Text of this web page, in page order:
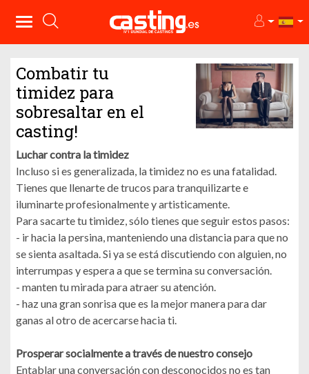
Combatir tu
timidez para
sobresaltar en el
casting!
Luchar contra la timidez
Incluso si es generalizada, la timidez no es una fatalidad.
Tienes que llenarte de trucos para tranquilizarte e
iluminarte profesionalmente y artisticamente.
Para sacarte tu timidez, sólo tienes que seguir estos pasos:
- ir hacia la persina, manteniendo una distancia para que no
se sienta asaltada. Si ya se está discutiendo con alguien, no
interrumpas y espera a que se termina su conversación.
- manten tu mirada para atraer su atención.
- haz una gran sonrisa que es la mejor manera para dar
ganas al otro de acercarse hacia ti.
Prosperar socialmente a través de nuestro consejo
Entablar una conversación con desconocidos no es tan